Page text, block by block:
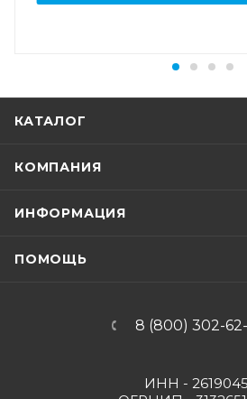
КАТАЛОГ
КОМПАНИЯ
ИНФОРМАЦИЯ
ПОМОЩЬ
8 (800) 302-
ИНН -